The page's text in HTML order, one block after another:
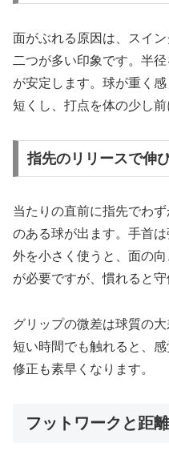
面がぶれる原因は、スイ
二つが多い印象です。半
が安定します。球が重く
短くし、打点を体の少し前
指先のリリースで伸
当たりの直前に指先でわ
のある球が出ます。手首
外を小さく使うと、面の
が必要ですが、慣れると
グリップの微差は球質の
短い時間でも触れると、
修正も素早くなります。
フットワークと距